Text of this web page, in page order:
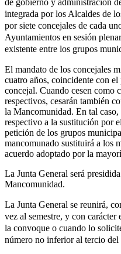
integrada por los Alcaldes de
por siete concejales de cada
Ayuntamientos en sesión
existente entre los grupos
El mandato de los concejales
cuatro años, coincidente con
concejal. Cuando cesen como
respectivos, cesarán también
la Mancomunidad. En tal
respectivo a la sustitución por
petición de los grupos
mancomunado sustituirá a los
acuerdo adoptado por la
La Junta General será
Mancomunidad.
La Junta General se reunirá,
vez al semestre, y con
la convoque o cuando lo
número no inferior al tercio del